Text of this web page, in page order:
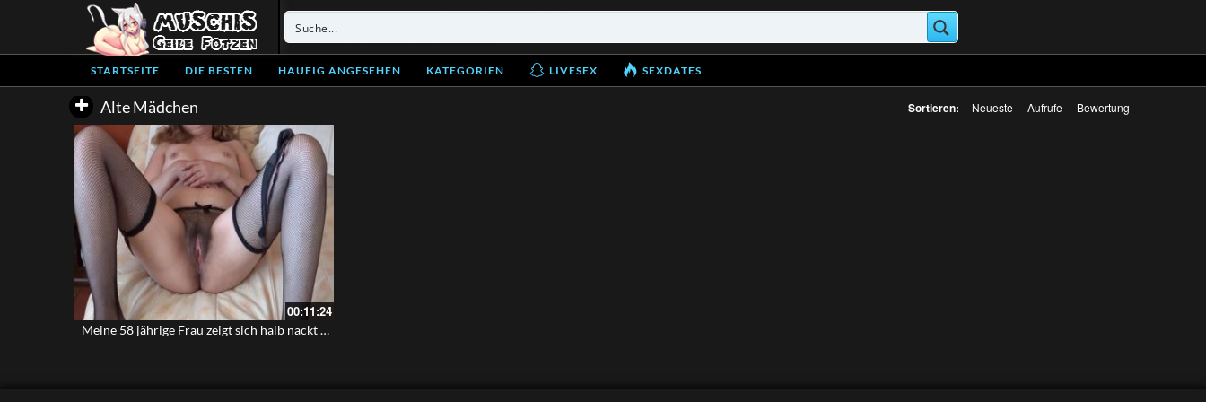
STARTSEITE DIE BESTEN HÄUFIG ANGESEHEN KATEGORIEN LIVESEX SEXDATES
Alte Mädchen Sortieren: Neueste Aufrufe Bewertung
00:11:24
Meine 58 jährige Frau zeigt sich halb nackt vor einen Freund